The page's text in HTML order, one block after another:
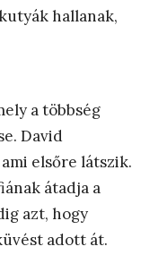
hallanak,
a többség
David
elsőre látszik.
átadja a
azt, hogy
adott át.